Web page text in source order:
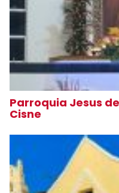
Parroquia Jesus
Cisne